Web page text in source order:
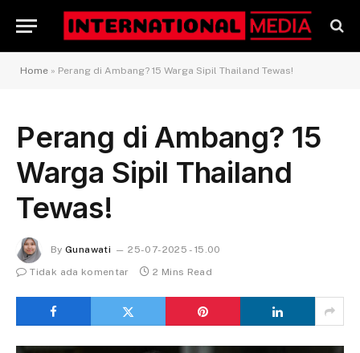
Home » Perang di Ambang? 15 Warga Sipil Thailand Tewas!
Perang di Ambang? 15
Warga Sipil Thailand
Tewas!
By Gunawati
25-07-2025 - 15.00
Tidak ada komentar
2 Mins Read